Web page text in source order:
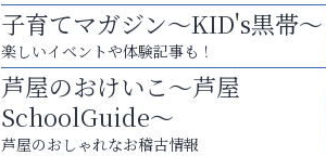
猫背･側弯、背骨の歪みを
整えませんか？
アテイン音楽教室
子育てマガジン～KID's黒帯～
楽しいイベントや体験記事も！
芦屋のおけいこ～芦屋
SchoolGuide～
芦屋のおしゃれなお稽古情報